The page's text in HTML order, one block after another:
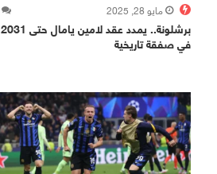
مايو 28, 2025
برشلونة.. يمدد عقد لامين يامال حتى 2031
في صفقة تاريخية